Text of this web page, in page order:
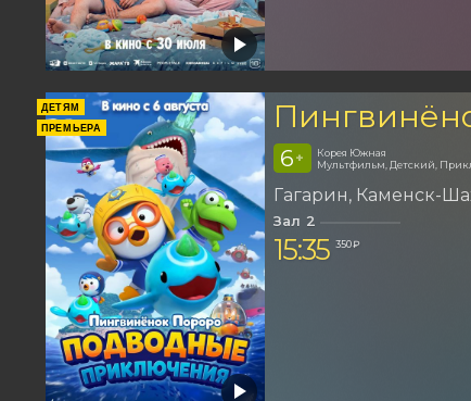
ДЕТЯМ
ПРЕМЬЕРА
6 +
Корея Южная
Мультфильм, Детский,
Гагарин Каменск-
Зал 2
15:35 350 ₽